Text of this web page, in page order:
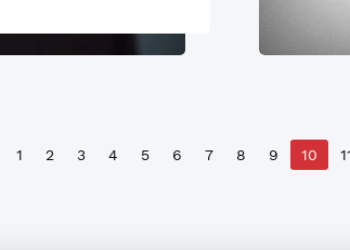
1 2 3 4 5 6 7 8 9 10